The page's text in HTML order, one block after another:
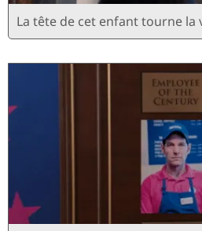
La tête de cet enfant tourne la